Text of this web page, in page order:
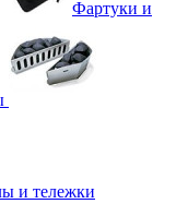
Фартуки и
и тележки